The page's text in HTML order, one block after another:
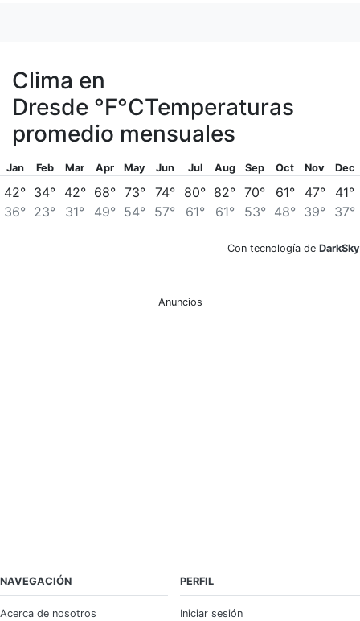
Clima en
Dresde °F°CTemperaturas
promedio mensuales
Jan
42°
36°
Feb
34°
23°
Mar
42°
31°
Apr
68°
49°
May
73°
54°
Jun
74°
57°
Jul
80°
61°
Aug
82°
61°
Sep
70°
53°
Oct
61°
48°
Nov
47°
39°
Dec
41°
37°
Con tecnología de DarkSky
Anuncios
NAVEGACIÓN
Acerca de nosotros
PERFIL
Iniciar sesión